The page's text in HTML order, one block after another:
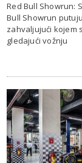
Red Bull Showrun:
Bull Showrun
zahvaljujući kojem
gledajući vožnju